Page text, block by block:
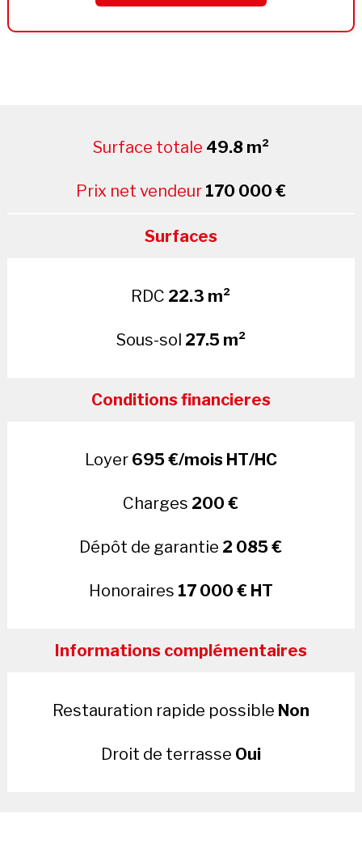
Surface totale 49.8 m²
Prix net vendeur 170 000 €
Surfaces
RDC 22.3 m²
Sous-sol 27.5 m²
Conditions financieres
Loyer 695 €/mois HT/HC
Charges 200 €
Dépôt de garantie 2 085 €
Honoraires 17 000 € HT
Informations complémentaires
Restauration rapide possible Non
Droit de terrasse Oui